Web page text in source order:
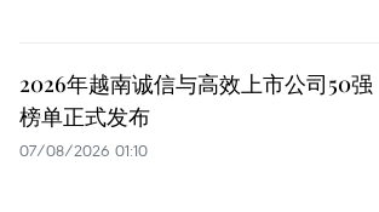
2026年越南诚信与高效上市公司50强
榜单正式发布
07/08/2026 01:10